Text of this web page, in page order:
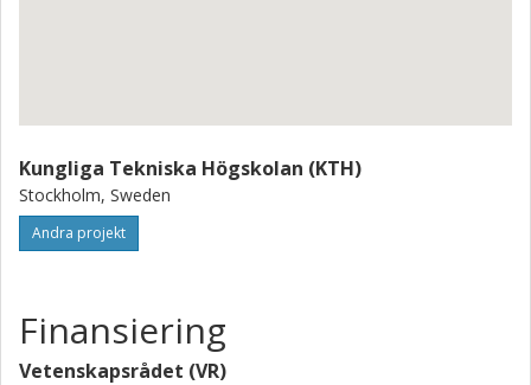
Kungliga Tekniska Högskolan (KTH)
Stockholm, Sweden
Andra projekt
Finansiering
Vetenskapsrådet (VR)